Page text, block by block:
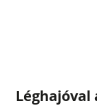
Léghajóval